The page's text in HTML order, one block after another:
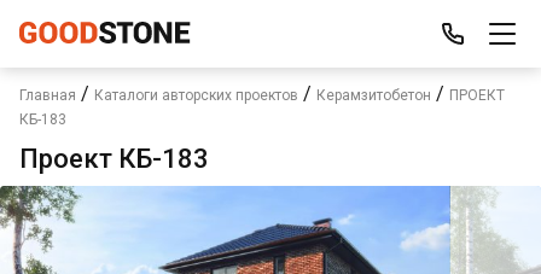
Главная / Каталоги авторских проектов / Керамзитобетон / ПРОЕКТ
КБ-183
Проект КБ-183